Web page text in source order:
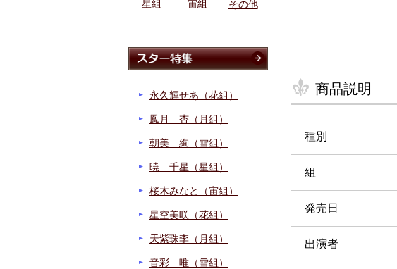
商品説明
種別
組
発売日
出演者
星組 宙組 その他
永久輝せあ（花組）
鳳月 杏（月組）
朝美 絢（雪組）
暁 千星（星組）
桜木みなと（宙組）
星空美咲（花組）
天紫珠李（月組）
音彩 唯（雪組）